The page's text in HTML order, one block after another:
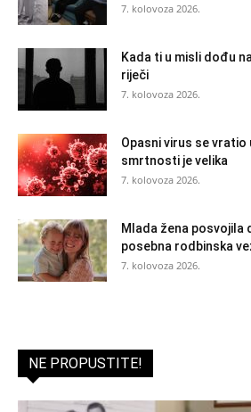
7. kolovoza 2026.
Kada ti u misli dođu
riječi
7. kolovoza 2026.
Opasni virus se vratio
smrtnosti je velika
7. kolovoza 2026.
Mlada žena posvojila
posebna rodbinska
7. kolovoza 2026.
NE PROPUSTITE!